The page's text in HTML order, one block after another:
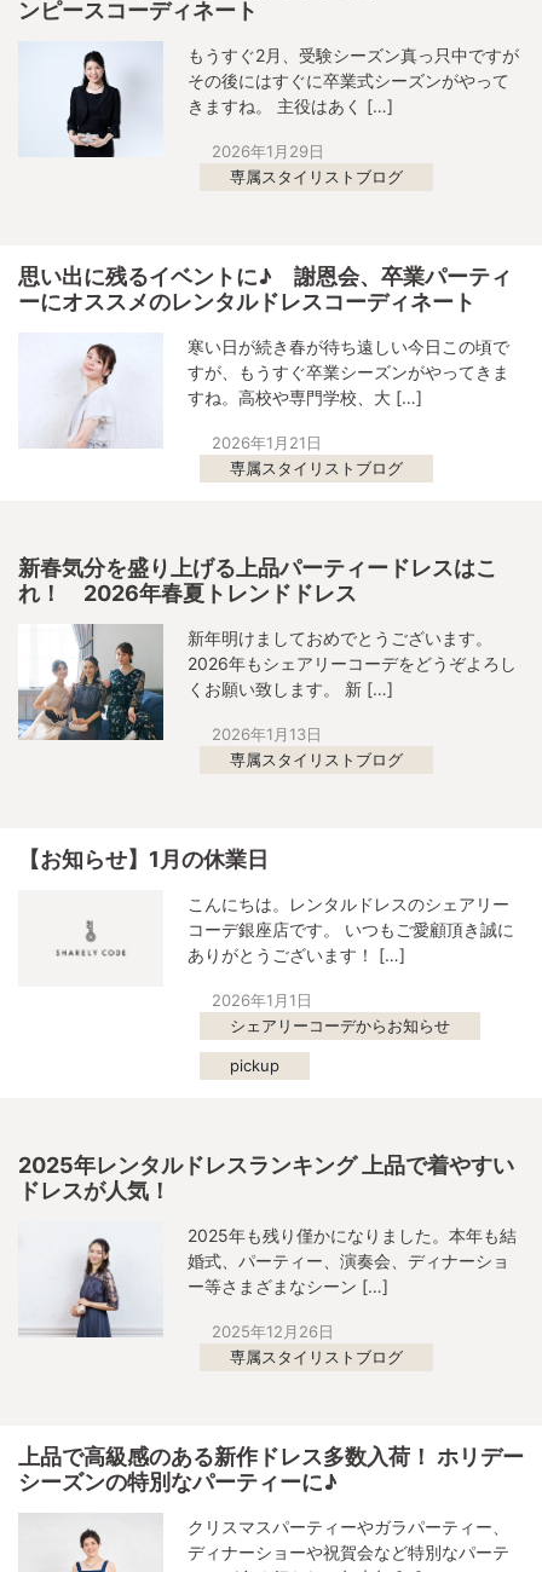
ンピースコーディネート
もうすぐ2月、受験シーズン真っ只中ですが
その後にはすぐに卒業式シーズンがやって
きますね。 主役はあく […]
2026年1月29日
専属スタイリストブログ
思い出に残るイベントに♪ 謝恩会、卒業パーティ
ーにオススメのレンタルドレスコーディネート
寒い日が続き春が待ち遠しい今日この頃で
すが、もうすぐ卒業シーズンがやってきま
すね。高校や専門学校、大 […]
2026年1月21日
専属スタイリストブログ
新春気分を盛り上げる上品パーティードレスはこ
れ！ 2026年春夏トレンドドレス
新年明けましておめでとうございます。
2026年もシェアリーコーデをどうぞよろし
くお願い致します。 新 […]
2026年1月13日
専属スタイリストブログ
【お知らせ】1月の休業日
こんにちは。レンタルドレスのシェアリー
コーデ銀座店です。 いつもご愛顧頂き誠に
ありがとうございます！ […]
2026年1月1日
シェアリーコーデからお知らせ
pickup
2025年レンタルドレスランキング 上品で着やすい
ドレスが人気！
2025年も残り僅かになりました。本年も結
婚式、パーティー、演奏会、ディナーショ
ー等さまざまなシーン […]
2025年12月26日
専属スタイリストブログ
上品で高級感のある新作ドレス多数入荷！ ホリデー
シーズンの特別なパーティーに♪
クリスマスパーティーやガラパーティー、
ディナーショーや祝賀会など特別なパーテ